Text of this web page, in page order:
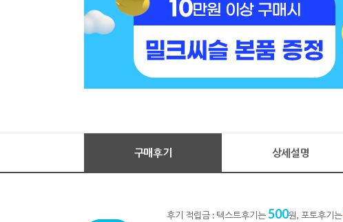
구매후기 상세설명
후기 적립금 : 텍스트후기는500원, 포토후기는